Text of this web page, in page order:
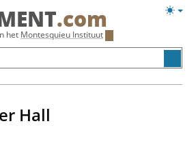
.com
het Montesquieu Instituut
Hall